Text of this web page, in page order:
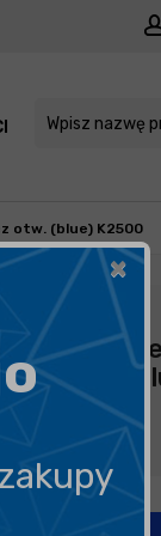
PROMOCJE
otw. (blue) K2500
Producent: Kovax
Kovax
bez otw.
10,22zł
×